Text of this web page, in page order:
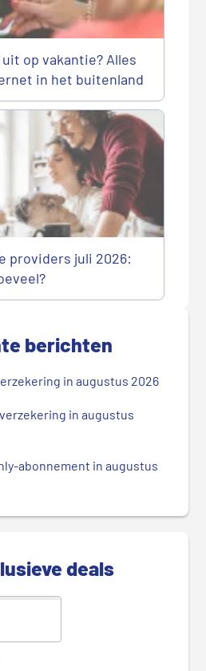
op vakantie? Alles
in het buitenland
providers juli 2026:
berichten
in augustus 2026
in augustus
abonnement in augustus
deals